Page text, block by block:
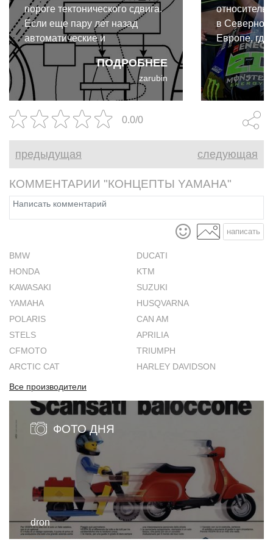
ПОДРОБНЕЕ
пороге тектонического сдвига.
Если еще пару лет назад
автоматические и
роботизированные
трансмиссии воспринимались
как экзотика или удел макси-
скутеров, то сегодня они стали
главным полем боя для
инженеров.
zarubin
в Северной
Европе, где
выступать
бренд.
0.0/0
предыдущая следующая
КОММЕНТАРИИ "КОНЦЕПТЫ YAMAHA"
написать
BMW
DUCATI
HONDA
KTM
KAWASAKI
SUZUKI
YAMAHA
HUSQVARNA
POLARIS
CAN AM
STELS
APRILIA
CFMOTO
TRIUMPH
ARCTIC CAT
HARLEY DAVIDSON
Все производители
ФОТО ДНЯ
dron